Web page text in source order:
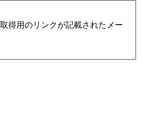
得用のリンクが記載されたメー